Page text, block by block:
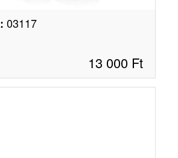
: 03117
13 000 Ft